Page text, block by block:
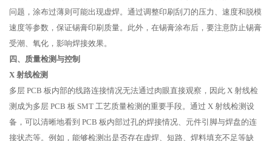
问题，涂布过薄则可能出现虚焊。通过调整印刷刮刀的压力、速度和脱模
速度等参数，保证锡膏印刷质量。此外，在锡膏涂布后，要注意防止锡膏
受潮、氧化，影响焊接效果。
四、质量检测与控制
X 射线检测
多层 PCB 板内部的线路连接情况无法通过肉眼直接观察，因此 X 射线检
测成为多层 PCB 板 SMT 工艺质量检测的重要手段。通过 X 射线检测设
备，可以清晰地看到 PCB 板内部过孔的焊接情况、元件引脚与焊盘的连
接状态等。例如，能够检测出是否存在虚焊、短路、焊料填充不足等缺